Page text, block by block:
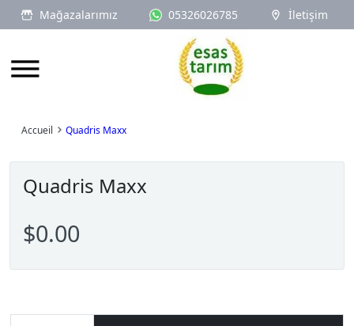
Mağazalarımız 05326026785 İletişim
Logo
Accueil Quadris Maxx
Quadris Maxx
$0.00